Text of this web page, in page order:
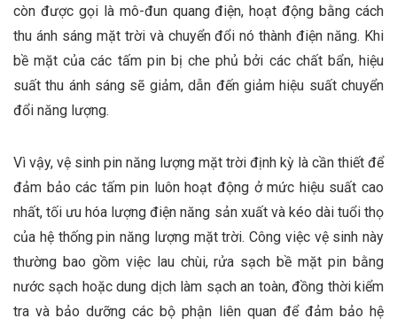
còn được gọi là mô-đun quang điện, hoạt động bằng cách
thu ánh sáng mặt trời và chuyển đổi nó thành điện năng. Khi
bề mặt của các tấm pin bị che phủ bởi các chất bẩn, hiệu
suất thu ánh sáng sẽ giảm, dẫn đến giảm hiệu suất chuyển
đổi năng lượng.
Vì vậy, vệ sinh pin năng lượng mặt trời định kỳ là cần thiết để
đảm bảo các tấm pin luôn hoạt động ở mức hiệu suất cao
nhất, tối ưu hóa lượng điện năng sản xuất và kéo dài tuổi thọ
của hệ thống pin năng lượng mặt trời. Công việc vệ sinh này
thường bao gồm việc lau chùi, rửa sạch bề mặt pin bằng
nước sạch hoặc dung dịch làm sạch an toàn, đồng thời kiểm
tra và bảo dưỡng các bộ phận liên quan để đảm bảo hệ